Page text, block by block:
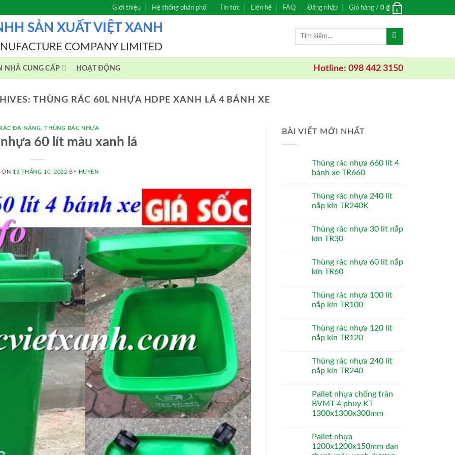
Giới thiệu Hệ thống phân phối Tin tức Liên hệ FAQ Đăng nhập Giỏ hàng / 0 ₫ 0
SẢN XUẤT VIỆT XANH
COMPANY LIMITED
Tìm
NHÀ CUNG CẤP HOẠT ĐỘNG Hotline: 098 442 3150
THÙNG RÁC 60L NHỰA HDPE XANH LÁ 4 BÁNH XE
ĐA NĂNG ,THÙNG RÁC NHỰA
60 lít màu xanh lá
ON 13 THÁNG 10, 2022 BY HUYEN
BÀI VIẾT MỚI NHẤT
Thùng rác nhựa 660 lít 4
bánh xe TR660
Thùng rác nhựa 240 lít
nắp kín TR240K
Thùng rác nhựa 30 lít nắp
kín TR30
Thùng rác nhựa 60 lít nắp
kín TR60
Thùng rác nhựa 100 lít
nắp kín TR100
Thùng rác nhựa 120 lít
nắp kín TR120
Thùng rác nhựa 240 lít
nắp kín TR240
Pallet nhựa chống tràn
BVMT 4 phuy KT
1300x1300x300mm
Pallet nhựa
1200x1200x150mm đan